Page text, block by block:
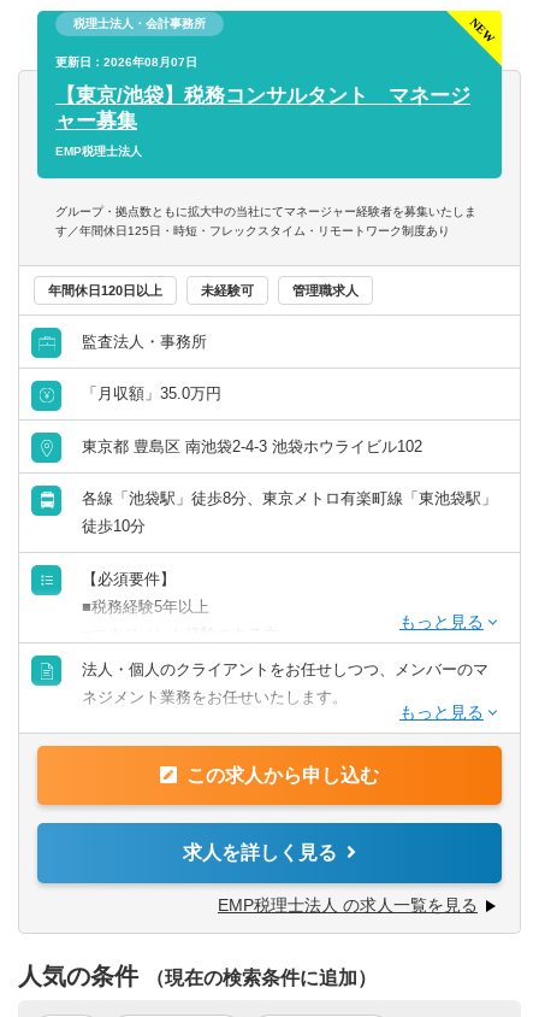
■新しい業務に意欲的に取り組める方
太陽光発電所のアセットマネジメントに関する業務全般を
お任せします。ファンドの運営や資金管理などを担ってい
ただきます。
【組織構成】
■13名（男女比＝4:6）
【具体的には】
アセットマネジメント業務を円滑に進めるための業務全般
◎事業計画・予算の策定と稼働状況の分析・予実管理
◎投資家、金融機関に対する事業実績の報告、運営方針に
関する提言と調整
◎関係省庁、電力会社、会計事務所、地権者など発電所運
営を取り巻く一連の関係者との各種調整、届出、報告、交
渉に関する業務
ャッシュフロー管理、支払指図）
◎発電所の維持・修繕の管理、保険請求業務、現地視察
◎私募ファンド組成（各種デューデリジェンス、アクイジ
ション業務）
【入社後の流れ】
これまでの経験やスキルに応じて業務スタート。
ご自身の経験を活かしながら、先輩社員と2~3名のペアを組
将来的には、アセットマネジメント業務全般を担う方とし
て、より裁量の大きな業務にも携わっていただきます。
税理士法人・会計事務所
更新日：2026年08月07日
【東京/池袋】税務コンサルタント マネージ
ャー募集
EMP税理士法人
グループ・拠点数ともに拡大中の当社にてマネージャー経験者を募集いたしま
す／年間休日125日・時短・フレックスタイム・リモートワーク制度あり
年間休日120日以上 未経験可 管理職求人
監査法人・事務所
「月収額」35.0万円
東京都 豊島区 南池袋2-4-3 池袋ホウライビル102
各線「池袋駅」徒歩8分、東京メトロ有楽町線「東池袋駅」
徒歩10分
【必須要件】
■税務経験5年以上
■基本的なパソコン操作（WordやExcel）
■税理士有資格／税理士試験の科目合格者
■Uターン、Iターン
法人・個人のクライアントをお任せしつつ、メンバーのマ
ネジメント業務をお任せいたします。
■法人や個人の決算、申告業務
■経営コンサルティング業務
■メンバーとの1on1やミーティング
■人事評価の運用
■拠点拡大に伴う組織ビルディングとメンバーの育成・指導
成など。
この求人から申し込む
求人を詳しく見る
EMP税理士法人 の求人一覧を見る
人気の条件 （現在の検索条件に追加）